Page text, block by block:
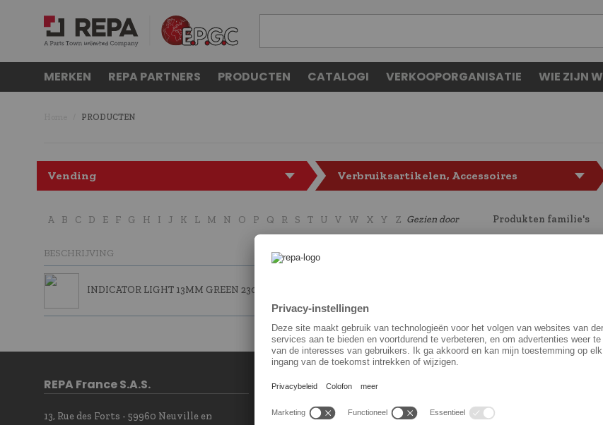
MERKEN REPA PARTNERS PRODUCTEN CATALOGI VERKOOPORGANISATIE WIE ZIJN W
PRODUCTEN
Vending Verbruiksartikelen, Accessoires
A B C D E F G H I J K L M N O P Q R S T U V W X Y Z Gezien door Produkten familie's
BESCHRIJVING
INDICATOR LIGHT 13MM GREEN 230V - 5PCS
REPA France S.A.S.
13, Rue des Forts - 59960 Neuville en
Contact
Contact Form